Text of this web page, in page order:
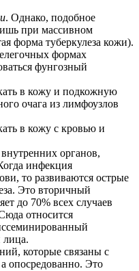
. Однако, подобное
при массивном
форма туберкулеза кожи).
формах
фунгозный
в кожу и подкожную
очага из лимфоузлов
в кожу с кровью и
органов,
инфекция
то развиваются острые
Это вторичный
до 70% всех случаев
относится
лица.
которые связаны с
опосредованно. Это